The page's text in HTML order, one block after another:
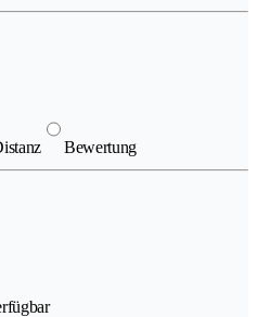
Bewertung